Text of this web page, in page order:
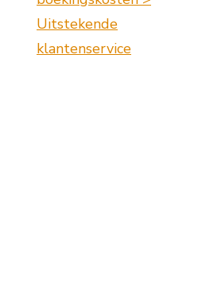
Uitstekende
klantenservice